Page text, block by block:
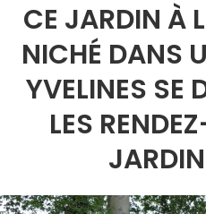
CE JARDIN À
NICHÉ DANS
YVELINES SE
LES